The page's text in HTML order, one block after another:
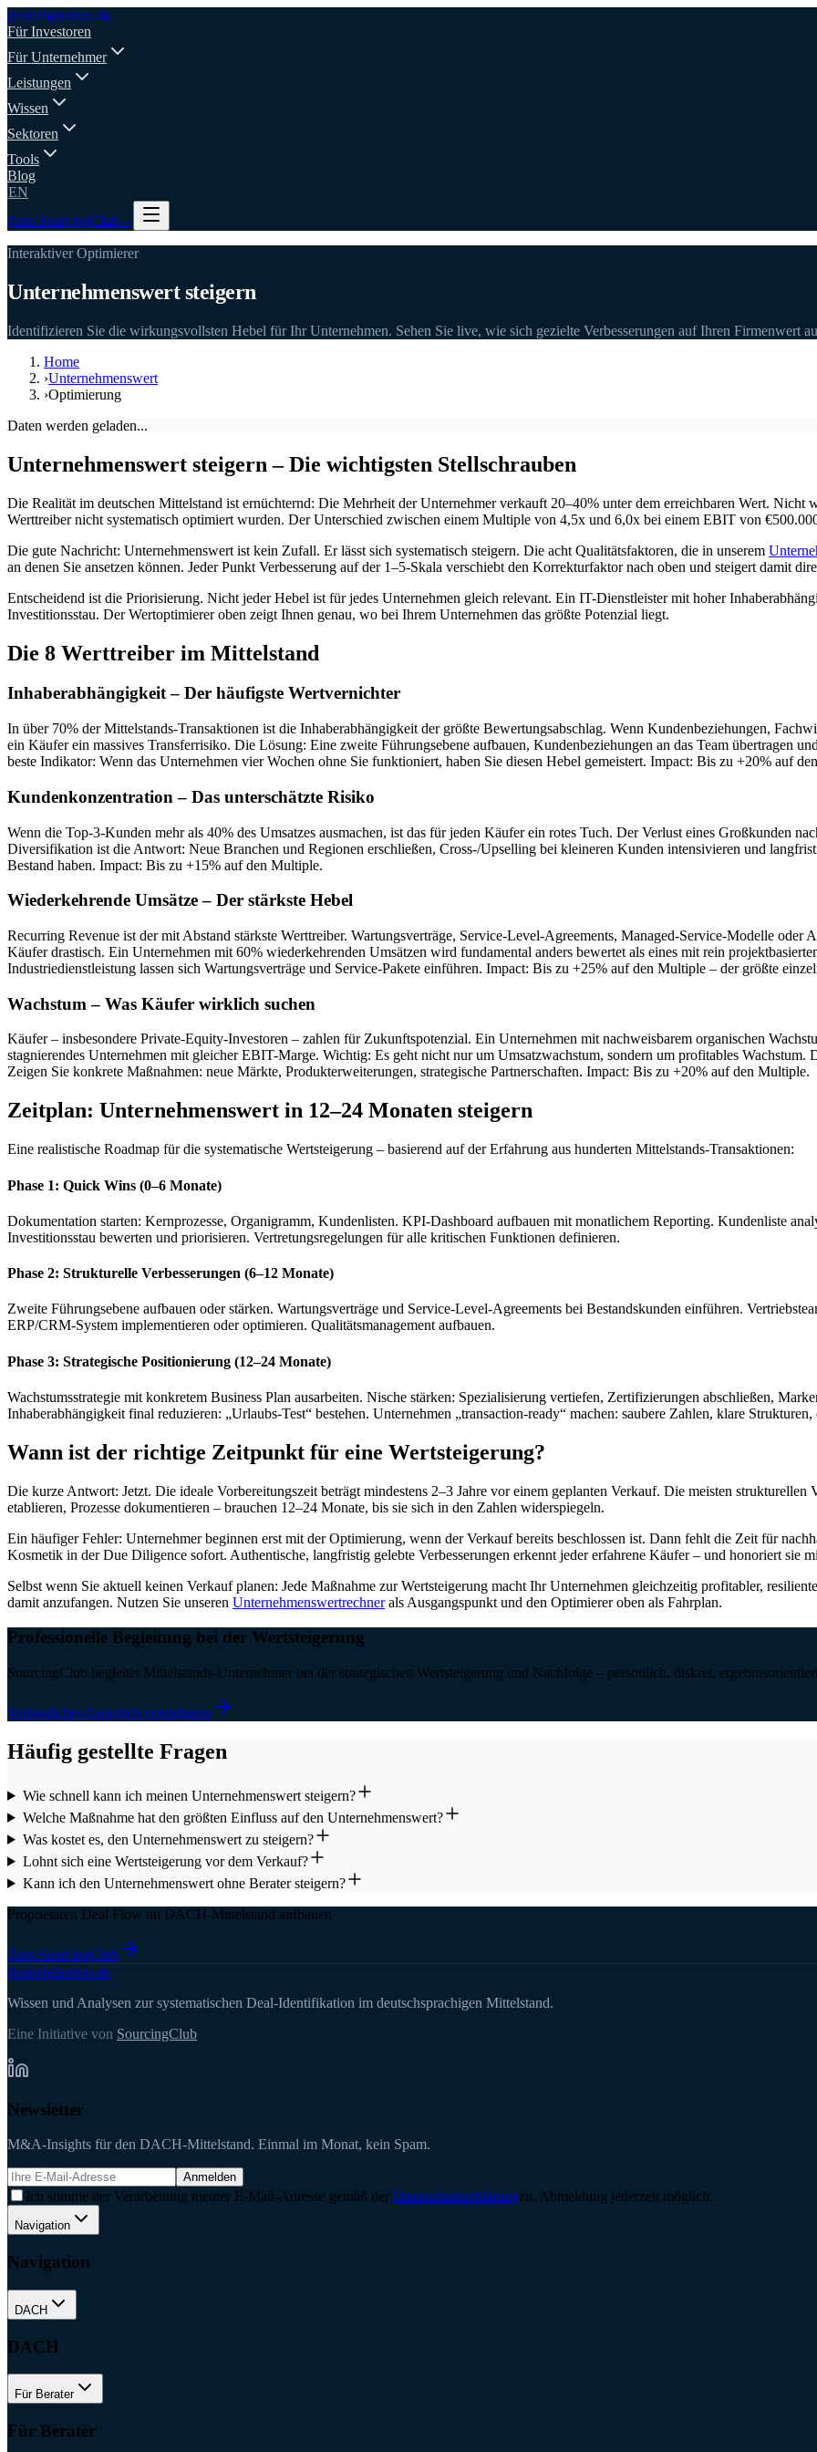
dealorigination.de
Für Investoren
Für Unternehmer
Leistungen
Wissen
Sektoren
Tools
Blog
EN
Zum SourcingClub→
Interaktiver Optimierer
Unternehmenswert steigern
Identifizieren Sie die wirkungsvollsten Hebel für Ihr Unternehmen. Sehen Sie live, wie sich gezielte Verbesserungen auf Ihren Firmenwert
Home
›Unternehmenswert
›Optimierung
Daten werden geladen...
Unternehmenswert steigern – Die wichtigsten Stellschrauben
Die Realität im deutschen Mittelstand ist ernüchternd: Die Mehrheit der Unternehmer verkauft 20–40% unter dem erreichbaren Wert. Nicht
Werttreiber nicht systematisch optimiert wurden. Der Unterschied zwischen einem Multiple von 4,5x und 6,0x bei einem EBIT von
Die gute Nachricht: Unternehmenswert ist kein Zufall. Er lässt sich systematisch steigern. Die acht Qualitätsfaktoren, die in unserem
an denen Sie ansetzen können. Jeder Punkt Verbesserung auf der 1–5-Skala verschiebt den Korrekturfaktor nach oben und steigert damit
Entscheidend ist die Priorisierung. Nicht jeder Hebel ist für jedes Unternehmen gleich relevant. Ein IT-Dienstleister mit hoher
Investitionsstau. Der Wertoptimierer oben zeigt Ihnen genau, wo bei Ihrem Unternehmen das größte Potenzial liegt.
Die 8 Werttreiber im Mittelstand
Inhaberabhängigkeit – Der häufigste Wertvernichter
In über 70% der Mittelstands-Transaktionen ist die Inhaberabhängigkeit der größte Bewertungsabschlag. Wenn Kundenbeziehungen,
ein Käufer ein massives Transferrisiko. Die Lösung: Eine zweite Führungsebene aufbauen, Kundenbeziehungen an das Team übertragen
beste Indikator: Wenn das Unternehmen vier Wochen ohne Sie funktioniert, haben Sie diesen Hebel gemeistert. Impact: Bis zu +20% auf
Kundenkonzentration – Das unterschätzte Risiko
Wenn die Top-3-Kunden mehr als 40% des Umsatzes ausmachen, ist das für jeden Käufer ein rotes Tuch. Der Verlust eines Großkunden
Diversifikation ist die Antwort: Neue Branchen und Regionen erschließen, Cross-/Upselling bei kleineren Kunden intensivieren und
Bestand haben. Impact: Bis zu +15% auf den Multiple.
Wiederkehrende Umsätze – Der stärkste Hebel
Recurring Revenue ist der mit Abstand stärkste Werttreiber. Wartungsverträge, Service-Level-Agreements, Managed-Service-Modelle oder
Käufer drastisch. Ein Unternehmen mit 60% wiederkehrenden Umsätzen wird fundamental anders bewertet als eines mit rein
Industriedienstleistung lassen sich Wartungsverträge und Service-Pakete einführen. Impact: Bis zu +25% auf den Multiple – der größte
Wachstum – Was Käufer wirklich suchen
Käufer – insbesondere Private-Equity-Investoren – zahlen für Zukunftspotenzial. Ein Unternehmen mit nachweisbarem organischen
stagnierendes Unternehmen mit gleicher EBIT-Marge. Wichtig: Es geht nicht nur um Umsatzwachstum, sondern um profitables Wachstum.
Zeigen Sie konkrete Maßnahmen: neue Märkte, Produkterweiterungen, strategische Partnerschaften. Impact: Bis zu +20% auf den Multiple.
Zeitplan: Unternehmenswert in 12–24 Monaten steigern
Eine realistische Roadmap für die systematische Wertsteigerung – basierend auf der Erfahrung aus hunderten Mittelstands-Transaktionen:
Phase 1: Quick Wins (0–6 Monate)
Dokumentation starten: Kernprozesse, Organigramm, Kundenlisten. KPI-Dashboard aufbauen mit monatlichem Reporting. Kundenliste
Investitionsstau bewerten und priorisieren. Vertretungsregelungen für alle kritischen Funktionen definieren.
Phase 2: Strukturelle Verbesserungen (6–12 Monate)
Zweite Führungsebene aufbauen oder stärken. Wartungsverträge und Service-Level-Agreements bei Bestandskunden einführen.
ERP/CRM-System implementieren oder optimieren. Qualitätsmanagement aufbauen.
Phase 3: Strategische Positionierung (12–24 Monate)
Wachstumsstrategie mit konkretem Business Plan ausarbeiten. Nische stärken: Spezialisierung vertiefen, Zertifizierungen abschließen,
Inhaberabhängigkeit final reduzieren: „Urlaubs-Test“ bestehen. Unternehmen „transaction-ready“ machen: saubere Zahlen, klare
Wann ist der richtige Zeitpunkt für eine Wertsteigerung?
Die kurze Antwort: Jetzt. Die ideale Vorbereitungszeit beträgt mindestens 2–3 Jahre vor einem geplanten Verkauf. Die meisten strukturellen
etablieren, Prozesse dokumentieren – brauchen 12–24 Monate, bis sie sich in den Zahlen widerspiegeln.
Ein häufiger Fehler: Unternehmer beginnen erst mit der Optimierung, wenn der Verkauf bereits beschlossen ist. Dann fehlt die Zeit für
Kosmetik in der Due Diligence sofort. Authentische, langfristig gelebte Verbesserungen erkennt jeder erfahrene Käufer – und honoriert sie
Selbst wenn Sie aktuell keinen Verkauf planen: Jede Maßnahme zur Wertsteigerung macht Ihr Unternehmen gleichzeitig profitabler,
damit anzufangen. Nutzen Sie unseren Unternehmenswertrechner als Ausgangspunkt und den Optimierer oben als Fahrplan.
Professionelle Begleitung bei der Wertsteigerung
SourcingClub begleitet Mittelstands-Unternehmer bei der strategischen Wertsteigerung und Nachfolge – persönlich, diskret,
Vertrauliches Gespräch vereinbaren
Häufig gestellte Fragen
Wie schnell kann ich meinen Unternehmenswert steigern?
Welche Maßnahme hat den größten Einfluss auf den Unternehmenswert?
Was kostet es, den Unternehmenswert zu steigern?
Lohnt sich eine Wertsteigerung vor dem Verkauf?
Kann ich den Unternehmenswert ohne Berater steigern?
Proprietären Deal Flow im DACH-Mittelstand aufbauen
Zum SourcingClub
dealorigination.de
Wissen und Analysen zur systematischen Deal-Identifikation im deutschsprachigen Mittelstand.
Eine Initiative von SourcingClub
Newsletter
M&A-Insights für den DACH-Mittelstand. Einmal im Monat, kein Spam.
Anmelden
Ich stimme der Verarbeitung meiner E-Mail-Adresse gemäß der Datenschutzerklärungzu. Abmeldung jederzeit möglich.
Navigation
Navigation
DACH
DACH
Für Berater
Für Berater